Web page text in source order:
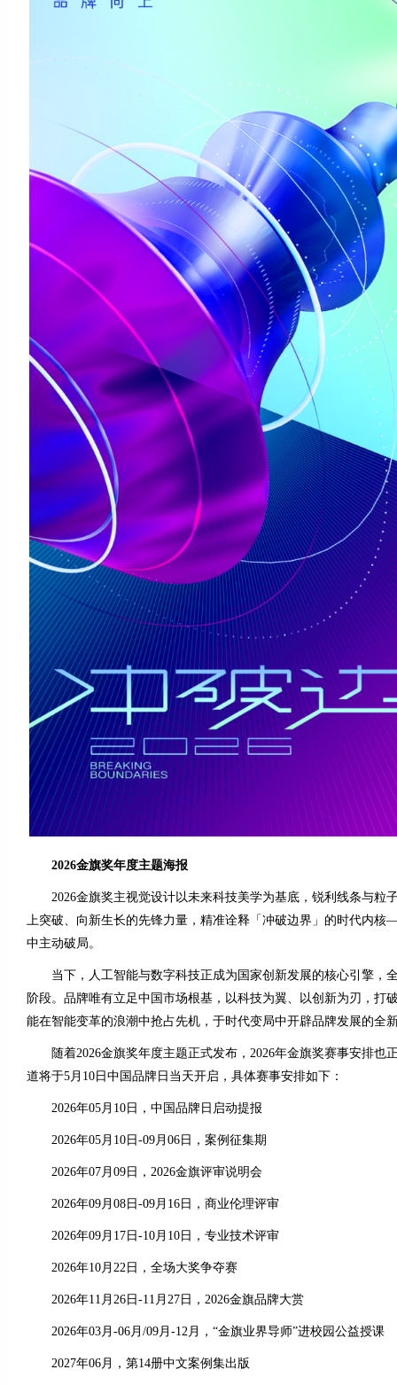
2026金旗奖年度主题海报
2026金旗奖主视觉设计以未来科技美学为基底，锐利线条与粒
上突破、向新生长的先锋力量，精准诠释「冲破边界」的时代内
中主动破局。
当下，人工智能与数字科技正成为国家创新发展的核心引擎，
阶段。品牌唯有立足中国市场根基，以科技为翼、以创新为刃，打
能在智能变革的浪潮中抢占先机，于时代变局中开辟品牌发展的全
随着2026金旗奖年度主题正式发布，2026年金旗奖赛事安排也
道将于5月10日中国品牌日当天开启，具体赛事安排如下：
2026年05月10日，中国品牌日启动提报
2026年05月10日-09月06日，案例征集期
2026年07月09日，2026金旗评审说明会
2026年09月08日-09月16日，商业伦理评审
2026年09月17日-10月10日，专业技术评审
2026年10月22日，全场大奖争夺赛
2026年11月26日-11月27日，2026金旗品牌大赏
2026年03月-06月/09月-12月，“金旗业界导师”进校园公益授课
2027年06月，第14册中文案例集出版